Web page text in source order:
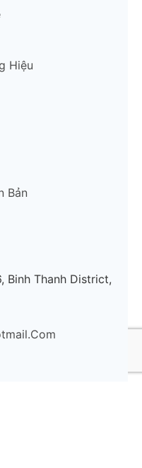
Hiệu
Bản
Binh Thanh District,